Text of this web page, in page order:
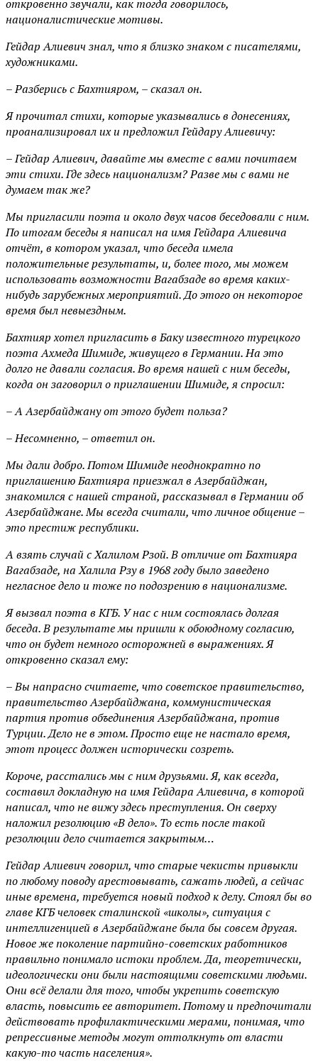
откровенно звучали, как тогда говорилось,
националистические мотивы.
Гейдар Алиевич знал, что я близко знаком с писателями,
художниками.
– Разберись с Бахтияром, – сказал он.
Я прочитал стихи, которые указывались в донесениях,
проанализировал их и предложил Гейдару Алиевичу:
– Гейдар Алиевич, давайте мы вместе с вами почитаем
эти стихи. Где здесь национализм? Разве мы с вами не
думаем так же?
Мы пригласили поэта и около двух часов беседовали с ним.
По итогам беседы я написал на имя Гейдара Алиевича
отчёт, в котором указал, что беседа имела
положительные результаты, и, более того, мы можем
использовать возможности Вагабзаде во время каких-
нибудь зарубежных мероприятий. До этого он некоторое
время был невыездным.
Бахтияр хотел пригласить в Баку известного турецкого
поэта Ахмеда Шимиде, живущего в Германии. На это
долго не давали согласия. Во время нашей с ним беседы,
когда он заговорил о приглашении Шимиде, я спросил:
– А Азербайджану от этого будет польза?
– Несомненно, – ответил он.
Мы дали добро. Потом Шимиде неоднократно по
приглашению Бахтияра приезжал в Азербайджан,
знакомился с нашей страной, рассказывал в Германии об
Азербайджане. Мы всегда считали, что личное общение –
это престиж республики.
А взять случай с Халилом Рзой. В отличие от Бахтияра
Вагабзаде, на Халила Рзу в 1968 году было заведено
негласное дело и тоже по подозрению в национализме.
Я вызвал поэта в КГБ. У нас с ним состоялась долгая
беседа. В результате мы пришли к обоюдному согласию,
что он будет немного осторожней в выражениях. Я
откровенно сказал ему:
– Вы напрасно считаете, что советское правительство,
правительство Азербайджана, коммунистическая
партия против объединения Азербайджана, против
Турции. Дело не в этом. Просто еще не настало время,
этот процесс должен исторически созреть.
Короче, расстались мы с ним друзьями. Я, как всегда,
составил докладную на имя Гейдара Алиевича, в которой
написал, что не вижу здесь преступления. Он сверху
наложил резолюцию «В дело». То есть после такой
резолюции дело считается закрытым…
Гейдар Алиевич говорил, что старые чекисты привыкли
по любому поводу арестовывать, сажать людей, а сейчас
иные времена, требуется новый подход к делу. Стоял бы во
главе КГБ человек сталинской «школы», ситуация с
интеллигенцией в Азербайджане была бы совсем другая.
Новое же поколение партийно-советских работников
правильно понимало истоки проблем. Да, теоретически,
идеологически они были настоящими советскими людьми.
Они всё делали для того, чтобы укрепить советскую
власть, повысить ее авторитет. Потому и предпочитали
действовать профилактическими мерами, понимая, что
репрессивные методы могут оттолкнуть от власти
какую-то часть населения».